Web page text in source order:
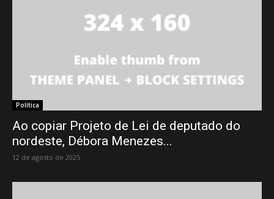
Política
Ao copiar Projeto de Lei de deputado do
nordeste, Débora Menezes...
12 de agosto de 2025